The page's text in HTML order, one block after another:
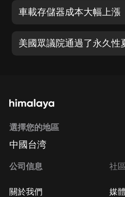
車載存儲器成本大幅上漲
美國眾議院通過了永久性
選擇您的地區
中國台湾
公司信息
關於我們
社區
媒體